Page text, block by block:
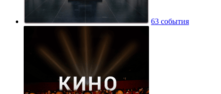
63 события